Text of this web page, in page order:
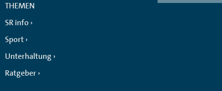
THEMEN
SR info
Sport
Unterhaltung
Ratgeber